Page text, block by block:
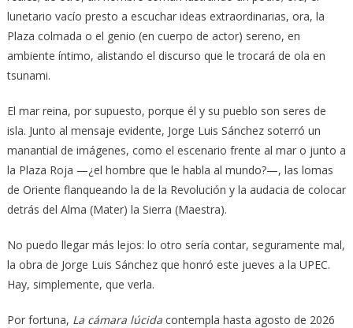
lunetario vacío presto a escuchar ideas extraordinarias, ora, la
Plaza colmada o el genio (en cuerpo de actor) sereno, en
ambiente íntimo, alistando el discurso que le trocará de ola en
tsunami.
El mar reina, por supuesto, porque él y su pueblo son seres de
isla. Junto al mensaje evidente, Jorge Luis Sánchez soterró un
manantial de imágenes, como el escenario frente al mar o junto a
la Plaza Roja —¿el hombre que le habla al mundo?—, las lomas
de Oriente flanqueando la de la Revolución y la audacia de colocar
detrás del Alma (Mater) la Sierra (Maestra).
No puedo llegar más lejos: lo otro sería contar, seguramente mal,
la obra de Jorge Luis Sánchez que honró este jueves a la UPEC.
Hay, simplemente, que verla.
Por fortuna, La cámara lúcidacontempla hasta agosto de 2026